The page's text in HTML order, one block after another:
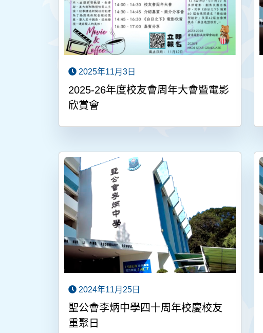
2025年11月3日
2025-26年度校友會周年大會暨電影
欣賞會
2024年11月25日
聖公會李炳中學四十周年校慶校友
重聚日